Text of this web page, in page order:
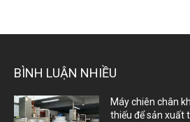
BÌNH LUẬN NHIỀU
Máy chiên chân
thiếu để sản xuất